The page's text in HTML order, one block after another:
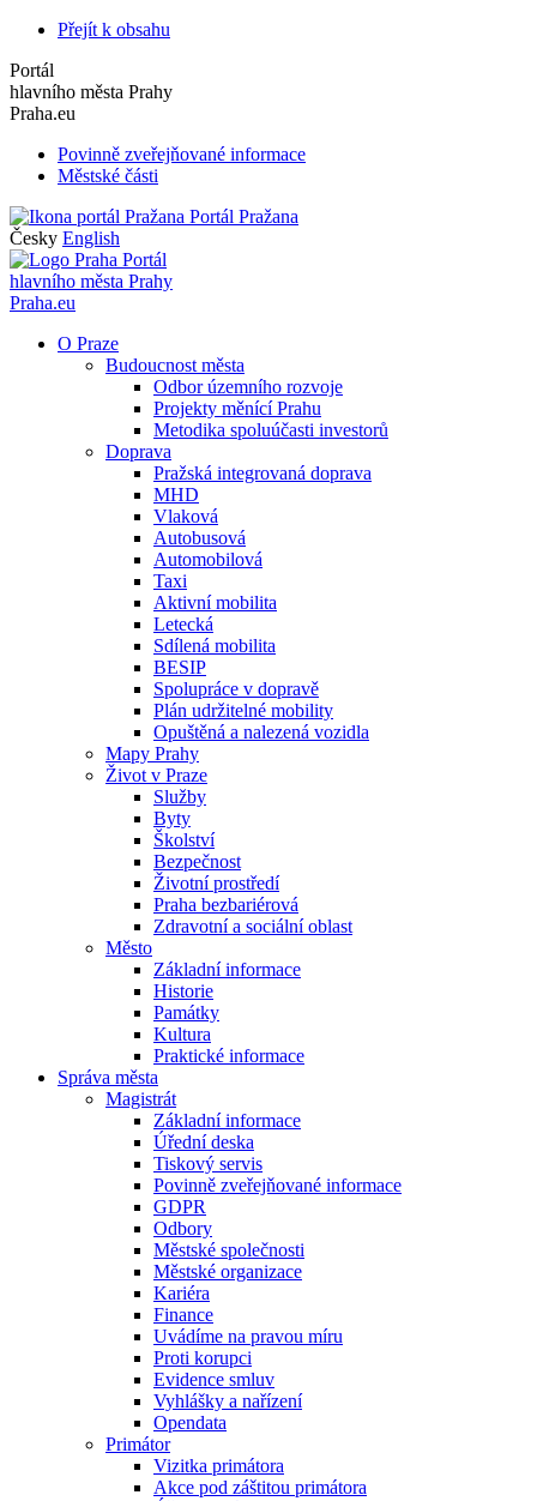
Přejít k obsahu
Portál
hlavního města Prahy
Praha.eu
Povinně zveřejňované informace
Městské části
Portál Pražana
Česky English
Portál
hlavního města Prahy
Praha.eu
O Praze
Budoucnost města
Odbor územního rozvoje
Projekty měnící Prahu
Metodika spoluúčasti investorů
Doprava
Pražská integrovaná doprava
MHD
Vlaková
Autobusová
Automobilová
Taxi
Aktivní mobilita
Letecká
Sdílená mobilita
BESIP
Spolupráce v dopravě
Plán udržitelné mobility
Opuštěná a nalezená vozidla
Mapy Prahy
Život v Praze
Služby
Byty
Školství
Bezpečnost
Životní prostředí
Praha bezbariérová
Zdravotní a sociální oblast
Město
Základní informace
Historie
Památky
Kultura
Praktické informace
Správa města
Magistrát
Základní informace
Úřední deska
Tiskový servis
Povinně zveřejňované informace
GDPR
Odbory
Městské společnosti
Městské organizace
Kariéra
Finance
Uvádíme na pravou míru
Proti korupci
Evidence smluv
Vyhlášky a nařízení
Opendata
Primátor
Vizitka primátora
Akce pod záštitou primátora